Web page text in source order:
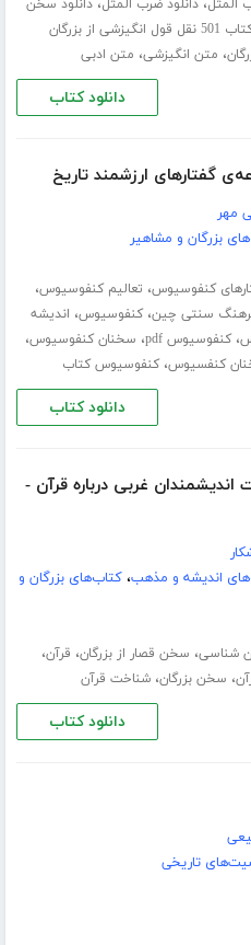
المثل،دانلود ضرب المثل،دانلود سخن
دانلود کتاب 501 نقل قول انگیزشی از بزرگان
، متن انگیزشی، متن ادبی
دانلود کتاب
گفتارهای ارزشمند تاریخ
مهر
بزرگان و مشاهیر
کنفوسیوس، تعالیم کنفوسیوس،
سنتی چین،کنفوسیوس، اندیشه
،کنفوسیوس pdf ، سخنان کنفوسیوس،
کنفسیوس،کنفوسیوس کتاب
دانلود کتاب
غربی درباره قرآن -
اندیشه و مذهب،کتاب‌های بزرگان و
شناسی، سخن قصار از بزرگان، قرآن،
، سخن بزرگان،شناخت قرآن
دانلود کتاب
تاریخی